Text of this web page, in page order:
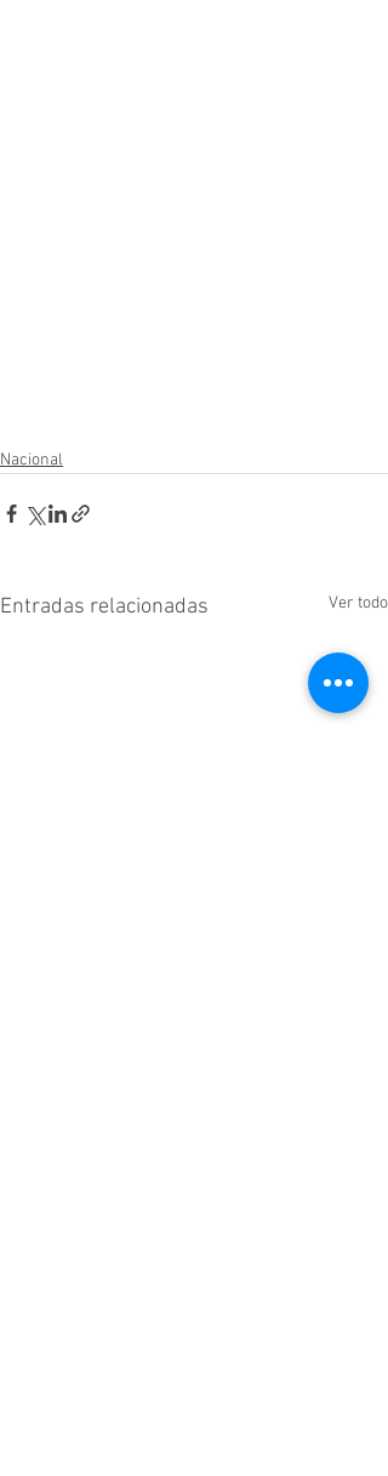
Nacional
Entradas relacionadas Ver todo